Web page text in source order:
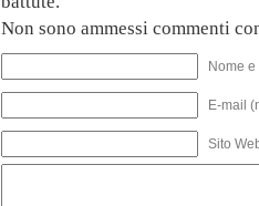
Non sono ammessi commenti
Nome
E-mail
Sito